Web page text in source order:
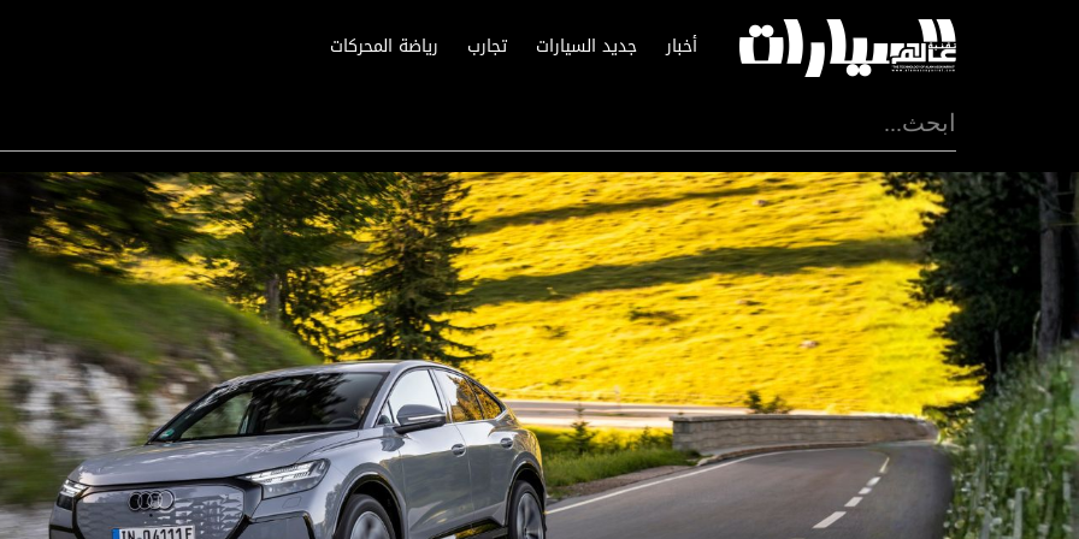
أخبار جديد السيارات تجارب رياضة المحركات